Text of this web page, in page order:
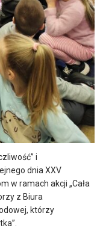
i
dnia XXV
w ramach akcji „Cała
z Biura
którzy